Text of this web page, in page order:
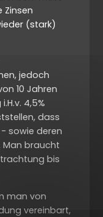
(stark)
jedoch
10 Jahren
4,5%
dass
sowie deren
braucht
bis
man von
vereinbart,